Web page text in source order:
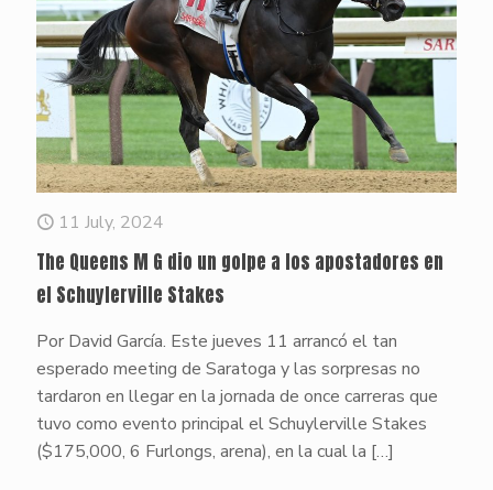
11 July, 2024
The Queens M G dio un golpe a los apostadores en
el Schuylerville Stakes
Por David García. Este jueves 11 arrancó el tan
esperado meeting de Saratoga y las sorpresas no
tardaron en llegar en la jornada de once carreras que
tuvo como evento principal el Schuylerville Stakes
($175,000, 6 Furlongs, arena), en la cual la […]